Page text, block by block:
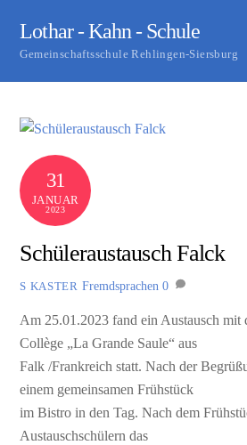
content
Lothar - Kahn - Schule
Gemeinschaftsschule Rehlingen-Siersburg
31
JANUAR
2023
Schüleraustausch Falck
S KASTER Fremdsprachen 0
Am 25.01.2023 fand ein Austausch mit
Collège „La Grande Saule“ aus
Falk /Frankreich statt. Nach der
einem gemeinsamen Frühstück
im Bistro in den Tag. Nach dem
Austauschschülern das